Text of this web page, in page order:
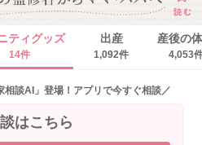
ティグッズ
14件
出産
1,092件
産後の
4,053
相談AI」登場！アプリで今すぐ相談／
はこちら